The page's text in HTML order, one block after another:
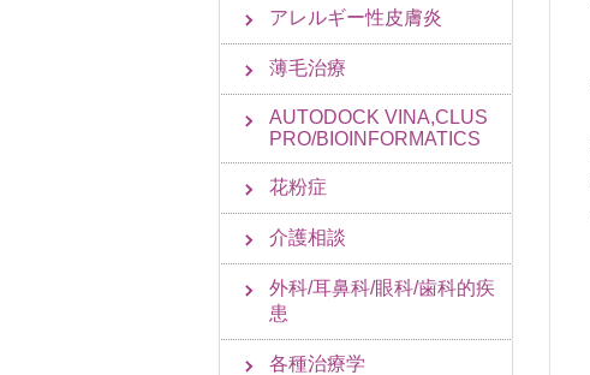
アレルギー性皮膚炎
薄毛治療
AUTODOCK VINA,CLUS
PRO/BIOINFORMATICS
花粉症
介護相談
外科/耳鼻科/眼科/歯科的疾
患
各種治療学